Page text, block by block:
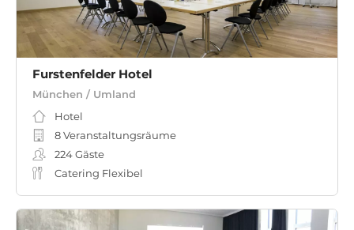
Furstenfelder Hotel
München / Umland
Hotel
8 Veranstaltungsräume
224Gäste
Catering Flexibel